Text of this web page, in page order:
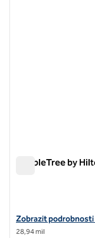
DoubleTree by
Zobrazit detaily
Zobrazit podrobnosti
28,94 mil